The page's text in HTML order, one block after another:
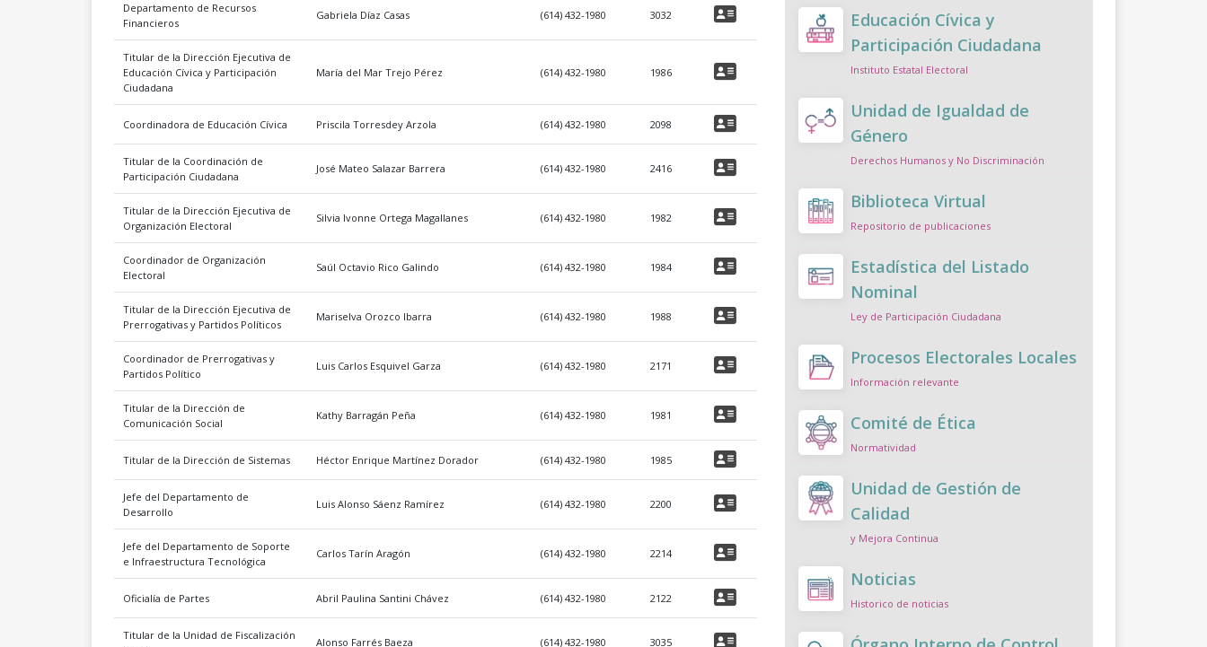
Departamento de Recursos
Financieros
Gabriela Díaz Casas (614) 432-1980 3032
Titular de la Dirección Ejecutiva de
Educación Cívica y Participación
Ciudadana
María del Mar Trejo Pérez (614) 432-1980 1986
Coordinadora de Educación Cívica Priscila Torresdey Arzola (614) 432-1980 2098
Titular de la Coordinación de
Participación Ciudadana
José Mateo Salazar Barrera (614) 432-1980 2416
Titular de la Dirección Ejecutiva de
Organización Electoral
Silvia Ivonne Ortega Magallanes (614) 432-1980 1982
Coordinador de Organización
Electoral
Saúl Octavio Rico Galindo (614) 432-1980 1984
Titular de la Dirección Ejecutiva de
Prerrogativas y Partidos Políticos
Mariselva Orozco Ibarra (614) 432-1980 1988
Coordinador de Prerrogativas y
Partidos Político
Luis Carlos Esquivel Garza (614) 432-1980 2171
Titular de la Dirección de
Comunicación Social
Kathy Barragán Peña (614) 432-1980 1981
Titular de la Dirección de Sistemas Héctor Enrique Martínez Dorador (614) 432-1980 1985
Jefe del Departamento de
Desarrollo
Luis Alonso Sáenz Ramírez (614) 432-1980 2200
Jefe del Departamento de Soporte
e Infraestructura Tecnológica
Carlos Tarín Aragón (614) 432-1980 2214
Oficialía de Partes Abril Paulina Santini Chávez (614) 432-1980 2122
Titular de la Unidad de Fiscalización
Alonso Farrés Baeza (614) 432-1980 3035
Educación Cívica y
Participación Ciudadana
Instituto Estatal Electoral
Unidad de Igualdad de
Género
Derechos Humanos y No Discriminación
Biblioteca Virtual
Repositorio de publicaciones
Estadística del Listado
Nominal
Ley de Participación Ciudadana
Procesos Electorales Locales
Información relevante
Comité de Ética
Normatividad
Unidad de Gestión de
Calidad
y Mejora Continua
Noticias
Historico de noticias